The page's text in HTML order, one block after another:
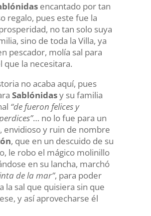
encantado por tan
regalo, pues este fue la
no tan solo suya
sino de toda la Villa, ya
pescador, molía sal para
que la necesitara.
no acaba aquí, pues
Sablónidasy su familia
“de fueron felices y
… no lo fue para un
envidioso y ruin de nombre
, que en un descuido de su
le robo el mágico molinillo
en su lancha, marchó
de la mar”, para poder
la sal que quisiera sin que
y así aprovecharse él